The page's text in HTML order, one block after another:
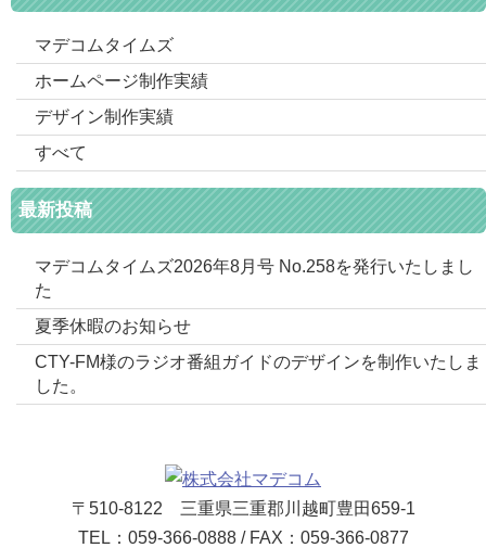
マデコムタイムズ
ホームページ制作実績
デザイン制作実績
すべて
最新投稿
マデコムタイムズ2026年8月号 No.258を発行いたしまし
た
夏季休暇のお知らせ
CTY-FM様のラジオ番組ガイドのデザインを制作いたしま
した。
〒510-8122 三重県三重郡川越町豊田659-1
TEL：059-366-0888 / FAX：059-366-0877